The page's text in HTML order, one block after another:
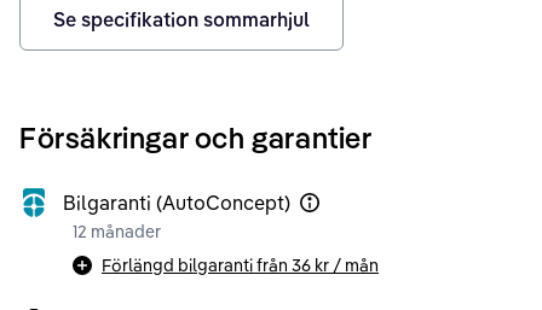
Se specifikation sommarhjul
Försäkringar och garantier
Bilgaranti (AutoConcept)
12 månader
Förlängd bilgaranti från 36 kr / mån